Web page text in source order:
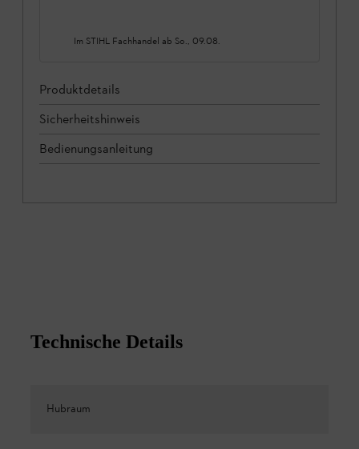
Im STIHL Fachhandel ab So., 09.08.
Produktdetails
Sicherheitshinweis
Bedienungsanleitung
Technische Details
Hubraum